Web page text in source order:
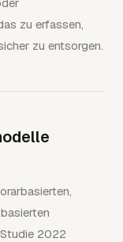
zu erfassen,
zu entsorgen.
2022